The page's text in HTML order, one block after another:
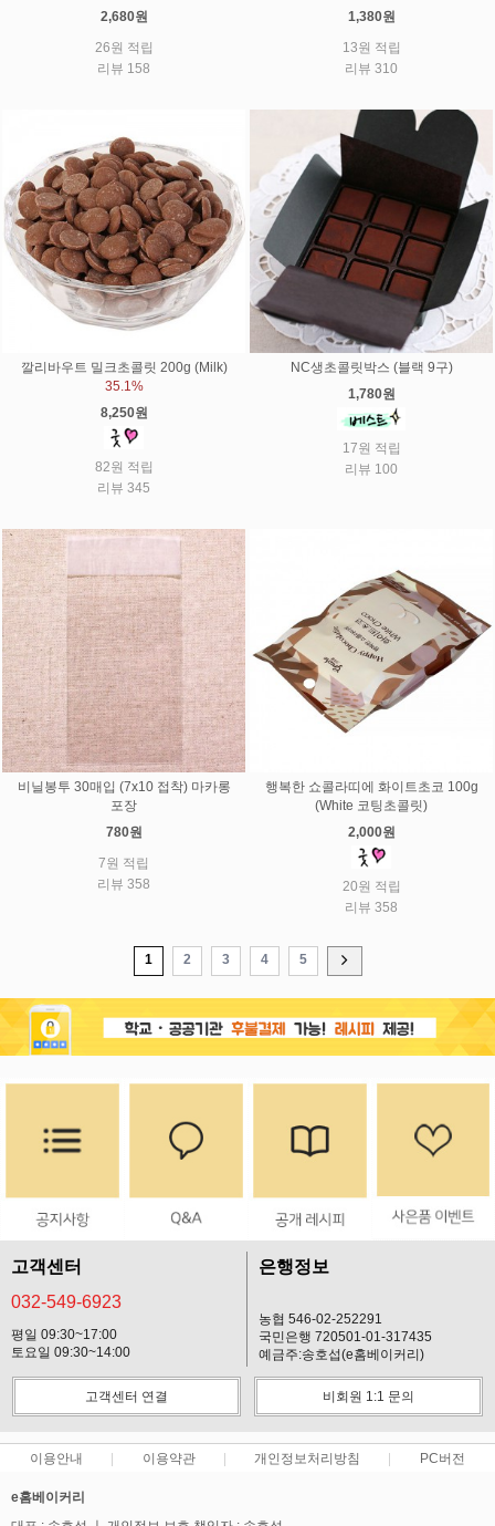
2,680원
26원 적립
리뷰 158
1,380원
13원 적립
리뷰 310
깔리바우트 밀크초콜릿 200g (Milk)
35.1%
8,250원
82원 적립
리뷰 345
NC생초콜릿박스 (블랙 9구)
1,780원
17원 적립
리뷰 100
비닐봉투 30매입 (7x10 접착) 마카롱
포장
780원
7원 적립
리뷰 358
행복한 쇼콜라띠에 화이트초코 100g
(White 코팅초콜릿)
2,000원
20원 적립
리뷰 358
1 2 3 4 5
고객센터
032-549-6923
평일 09:30~17:00
토요일 09:30~14:00
은행정보
농협 546-02-252291
국민은행 720501-01-317435
예금주:송호섭(e홈베이커리)
고객센터 연결 비회원 1:1 문의
이용안내 이용약관 개인정보처리방침 PC버전
e홈베이커리